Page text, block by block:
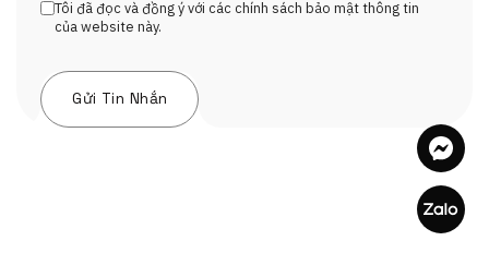
Tôi đã đọc và đồng ý với các chính sách bảo mật thông tin
của website này.